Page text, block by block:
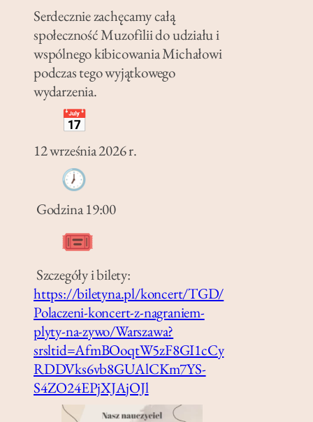
Serdecznie zachęcamy całą
społeczność Muzofilii do udziału i
wspólnego kibicowania Michałowi
podczas tego wyjątkowego
wydarzenia.
12 września 2026 r.
Godzina 19:00
Szczegóły i bilety:
https://biletyna.pl/koncert/TGD/
Polaczeni-koncert-z-nagraniem-
plyty-na-zywo/Warszawa?
srsltid=AfmBOoqtW5zF8GI1cCy
RDDVks6vb8GUAlCKm7YS-
S4ZO24EPjXJAjOJl